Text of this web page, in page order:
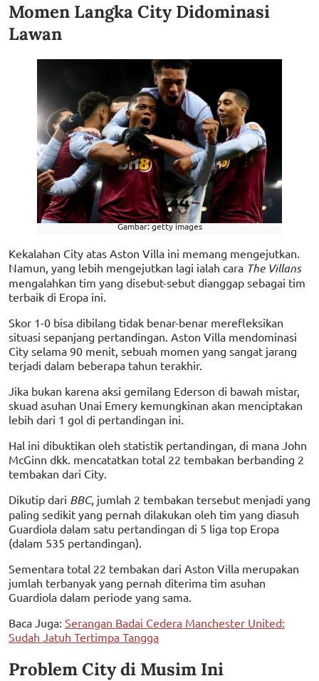
Momen Langka City Didominasi
Lawan
Gambar: getty images
Kekalahan City atas Aston Villa ini memang mengejutkan.
Namun, yang lebih mengejutkan lagi ialah cara The Villans
mengalahkan tim yang disebut-sebut dianggap sebagai tim
terbaik di Eropa ini.
Skor 1-0 bisa dibilang tidak benar-benar merefleksikan
situasi sepanjang pertandingan. Aston Villa mendominasi
City selama 90 menit, sebuah momen yang sangat jarang
terjadi dalam beberapa tahun terakhir.
Jika bukan karena aksi gemilang Ederson di bawah mistar,
skuad asuhan Unai Emery kemungkinan akan menciptakan
lebih dari 1 gol di pertandingan ini.
Hal ini dibuktikan oleh statistik pertandingan, di mana John
McGinn dkk. mencatatkan total 22 tembakan berbanding 2
tembakan dari City.
Dikutip dari BBC, jumlah 2 tembakan tersebut menjadi yang
paling sedikit yang pernah dilakukan oleh tim yang diasuh
Guardiola dalam satu pertandingan di 5 liga top Eropa
(dalam 535 pertandingan).
Sementara total 22 tembakan dari Aston Villa merupakan
jumlah terbanyak yang pernah diterima tim asuhan
Guardiola dalam periode yang sama.
Baca Juga: Serangan Badai Cedera Manchester United:
Sudah Jatuh Tertimpa Tangga
Problem City di Musim Ini